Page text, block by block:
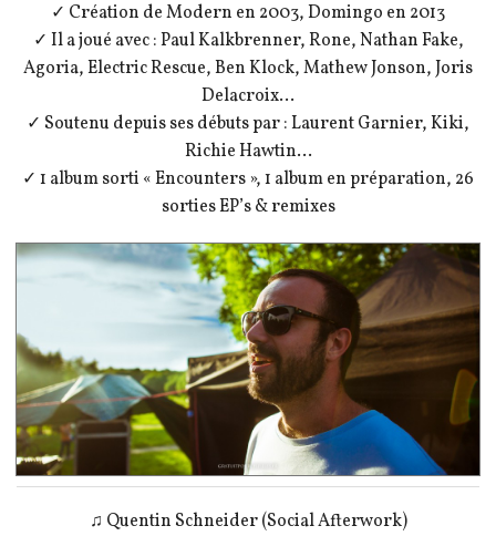
✓ Création de Modern en 2003, Domingo en 2013
✓ Il a joué avec : Paul Kalkbrenner, Rone, Nathan Fake,
Agoria, Electric Rescue, Ben Klock, Mathew Jonson, Joris
Delacroix…
✓ Soutenu depuis ses débuts par : Laurent Garnier, Kiki,
Richie Hawtin…
✓ 1 album sorti « Encounters », 1 album en préparation, 26
sorties EP’s & remixes
♫ Quentin Schneider (Social Afterwork)